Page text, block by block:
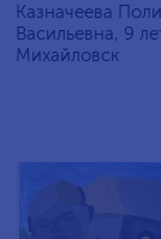
Казначеева
Васильевна, 9
Михайловск